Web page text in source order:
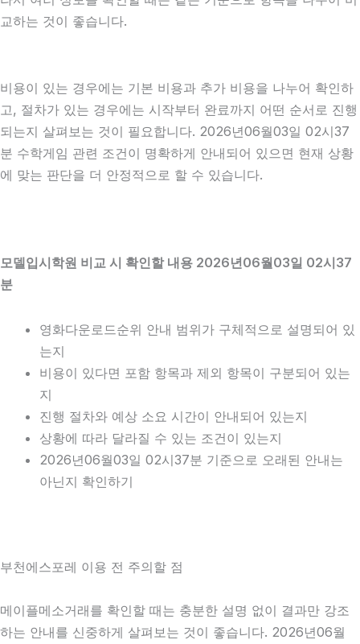
교하는 것이 좋습니다.
비용이 있는 경우에는 기본 비용과 추가 비용을 나누어 확인하
고, 절차가 있는 경우에는 시작부터 완료까지 어떤 순서로 진행
되는지 살펴보는 것이 필요합니다. 2026년06월03일 02시37
분 수학게임 관련 조건이 명확하게 안내되어 있으면 현재 상황
에 맞는 판단을 더 안정적으로 할 수 있습니다.
모델입시학원 비교 시 확인할 내용 2026년06월03일 02시37
분
영화다운로드순위 안내 범위가 구체적으로 설명되어 있
는지
비용이 있다면 포함 항목과 제외 항목이 구분되어 있는
지
진행 절차와 예상 소요 시간이 안내되어 있는지
상황에 따라 달라질 수 있는 조건이 있는지
2026년06월03일 02시37분 기준으로 오래된 안내는
아닌지 확인하기
부천에스포레 이용 전 주의할 점
메이플메소거래를 확인할 때는 충분한 설명 없이 결과만 강조
하는 안내를 신중하게 살펴보는 것이 좋습니다. 2026년06월